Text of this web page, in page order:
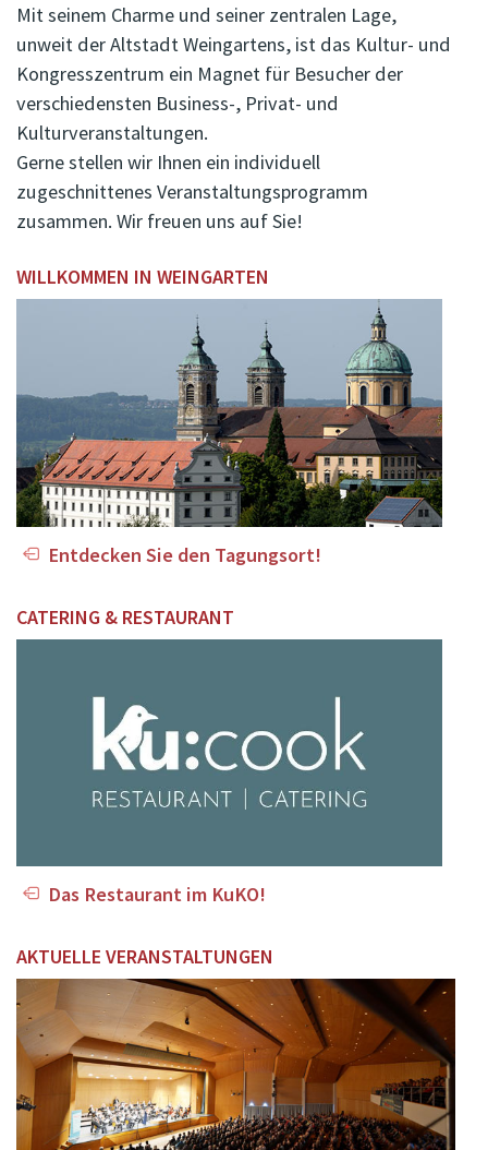
Mit seinem Charme und seiner zentralen Lage,
unweit der Altstadt Weingartens, ist das Kultur- und
Kongresszentrum ein Magnet für Besucher der
verschiedensten Business-, Privat- und
Kulturveranstaltungen.
Gerne stellen wir Ihnen ein individuell
zugeschnittenes Veranstaltungsprogramm
zusammen. Wir freuen uns auf Sie!
WILLKOMMEN IN WEINGARTEN
Entdecken Sie den Tagungsort!
CATERING & RESTAURANT
Das Restaurant im KuKO!
AKTUELLE VERANSTALTUNGEN